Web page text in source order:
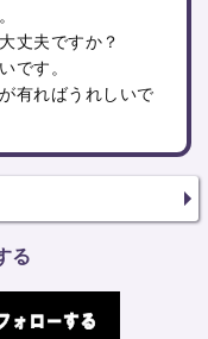
丈夫ですか？
です。
有ればうれしいで
る